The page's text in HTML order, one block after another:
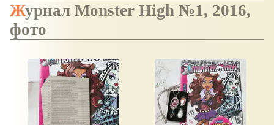
Журнал Monster High №1, 2016,
фото